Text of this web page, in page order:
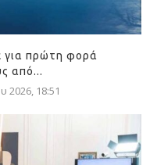
για πρώτη φορά
από...
2026, 18:51